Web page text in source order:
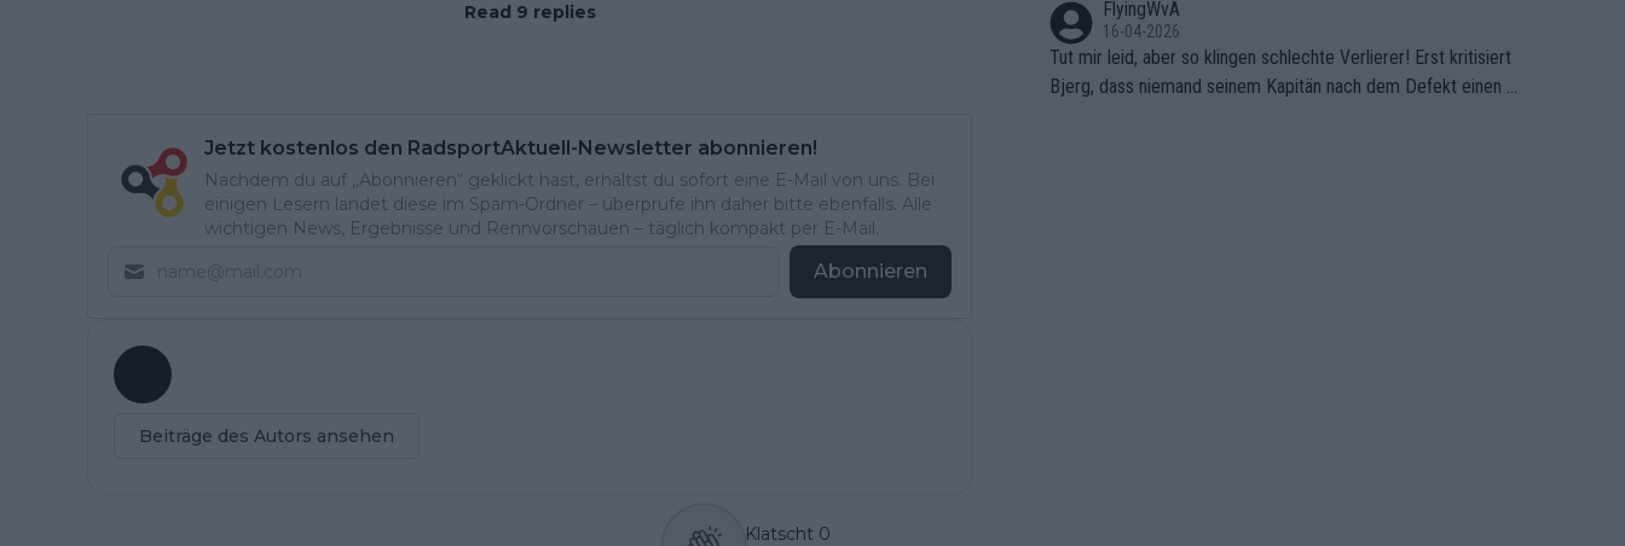
Read 9 replies
Jetzt kostenlos den RadsportAktuell-Newsletter abonnieren!
Nachdem du auf „Abonnieren“ geklickt hast, erhältst du sofort eine E-Mail von uns. Bei
einigen Lesern landet diese im Spam-Ordner – überprüfe ihn daher bitte ebenfalls. Alle
wichtigen News, Ergebnisse und Rennvorschauen – täglich kompakt per E-Mail.
Abonnieren
Beiträge des Autors ansehen
Klatscht 0
FlyingWvA
16-04-2026
Tut mir leid, aber so klingen schlechte Verlierer! Erst kritisiert
Bjerg, dass niemand seinem Kapitän nach dem Defekt einen r